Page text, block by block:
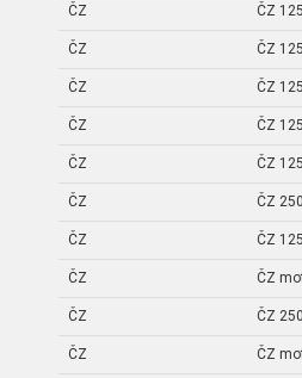
ČZ ČZ
ČZ ČZ
ČZ ČZ
ČZ ČZ
ČZ ČZ
ČZ ČZ
ČZ ČZ
ČZ ČZ
ČZ ČZ
ČZ ČZ